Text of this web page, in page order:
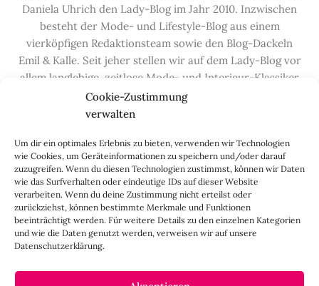
Cookie-Zustimmung
verwalten
Um dir ein optimales Erlebnis zu bieten, verwenden wir Technologien
wie Cookies, um Geräteinformationen zu speichern und/oder darauf
zuzugreifen. Wenn du diesen Technologien zustimmst, können wir Daten
wie das Surfverhalten oder eindeutige IDs auf dieser Website
verarbeiten. Wenn du deine Zustimmung nicht erteilst oder
zurückziehst, können bestimmte Merkmale und Funktionen
beeinträchtigt werden. Für weitere Details zu den einzelnen Kategorien
und wie die Daten genutzt werden, verweisen wir auf unsere
Datenschutzerklärung.
Daniela Uhrich den Lady-Blog im Jahr 2010. Inzwischen
besteht der Mode- und Lifestyle-Blog aus einem
vierköpfigen Redaktionsteam sowie den Blog-Dackeln
Emil & Kalle. Seit jeher stellen wir auf dem Lady-Blog vor
allem langlebige, zeitlose Mode- und Interieur-Klassiker
vor, die hochwertig verarbeitet und unter guten
Bedingungen hergestellt wurden – gerne „Made in
Handwerksberufe und kleine feine Firmen, denen wir
hier auf dem Blog eine Präsentationsfläche bieten, sowie
alle Dinge, die das Leben ein bisschen schöner machen.
Darüber hinaus legen wir großen Wert auf den
Austausch mit Euch, den Leserinnen – über die
Kommentarfunktion, dieLady-Frage, dieLove-List
auch überInstagram